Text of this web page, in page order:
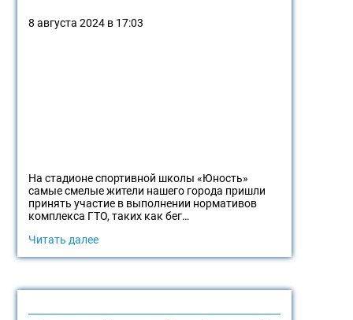
8 августа 2024 в 17:03
На стадионе спортивной школы «Юность»
самые смелые жители нашего города пришли
принять участие в выполнении нормативов
комплекса ГТО, таких как бег…
Читать далее